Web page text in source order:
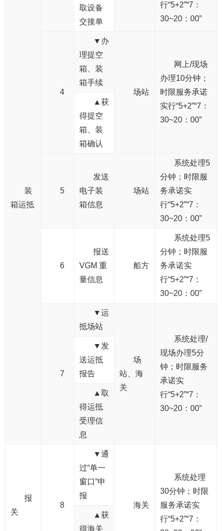
装
箱运抵
行“5+2”“7：
30~20：00”
取设备
交接单
4
▼办
理提空
箱、装
箱手续
场站
网上/现场
办理10分钟；
时限服务承诺
实行“5+2”“7：
30~20：00”
▲获
得提空
箱、装
箱确认
5
发送
电子装
箱信息
场站
系统处理5
分钟；时限服
务承诺实
行“5+2”“7：
30~20：00”
6
报送
VGM 重
量信息
船方
系统处理5
分钟；时限服
务承诺实
行“5+2”“7：
30~20：00”
7
▼运
抵场站
场
站、海
关
系统处理/
现场办理5分
钟；时限服务
承诺实
行“5+2”“7：
30~20：00”
▼发
送运抵
报告
▲取
得运抵
受理信
息
报
关
8
▼通
过“单一
窗口”申
报
海关
系统处理
30分钟；时限
服务承诺实
行“5+2”“7：
▲获
得海关